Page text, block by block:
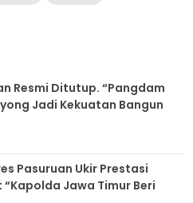
Resmi Ditutup. “Pangdam
Jadi Kekuatan Bangun
Pasuruan Ukir Prestasi